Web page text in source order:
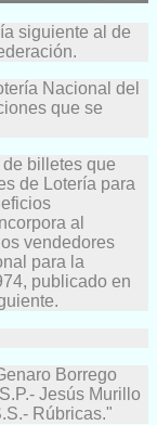
siguiente al de
Nacional del
que se
billetes que
de Lotería para
al
vendedores
para la
publicado en
Borrego
Jesús Murillo
Rúbricas."